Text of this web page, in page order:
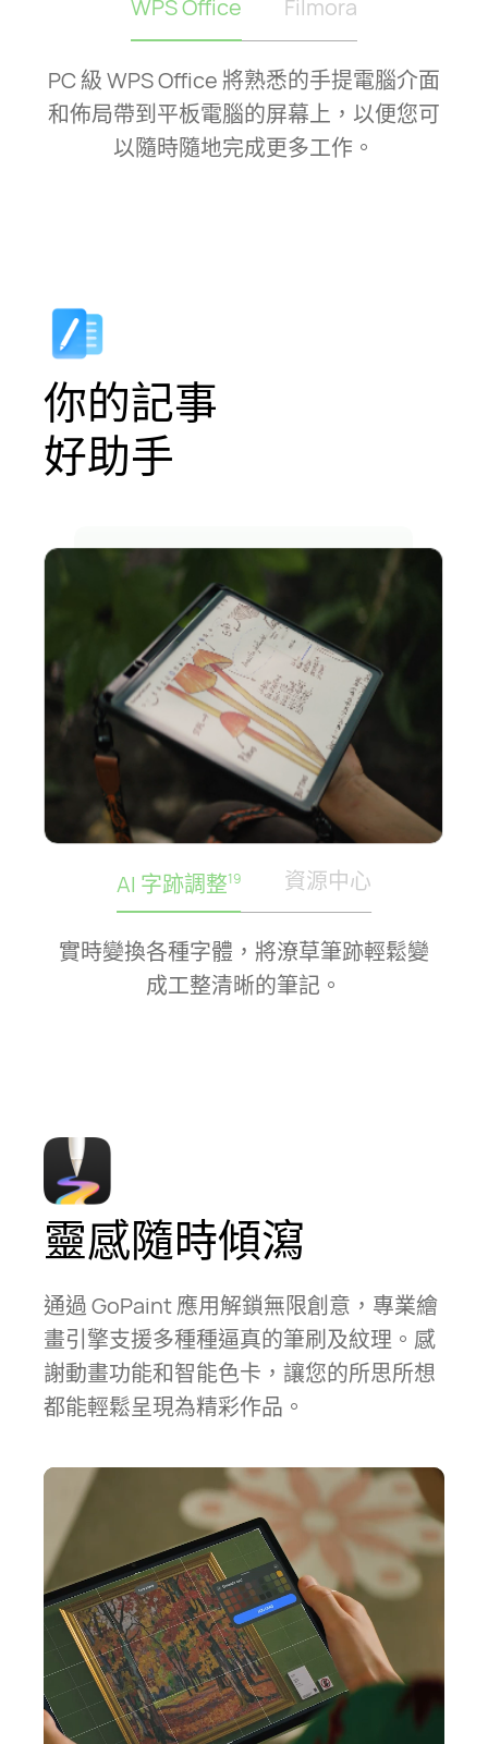
WPS Office Filmora
PC 級 WPS Office 將熟悉的手提電腦介面
和佈局帶到平板電腦的屏幕上，以便您可
以隨時隨地完成更多工⁠作。
你的記事
好助手
AI 字跡調整19 資源中心
實時變換各種字體，將潦草筆跡輕鬆變
成工整清晰的筆⁠記。
靈感隨時傾瀉
通過 GoPaint 應用解鎖無限創意，專業繪
畫引擎支援多種種逼真的筆刷及紋理。感
謝動畫功能和智能色卡，讓您的所思所想
都能輕鬆呈現為精彩作⁠品。